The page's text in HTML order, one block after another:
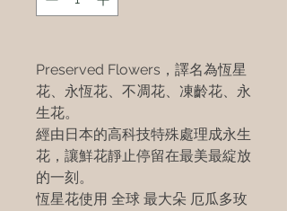
Preserved Flowers，譯名為恆星
花、永恆花、不凋花、凍齡花、永
生花。
經由日本的高科技特殊處理成永生
花，讓鮮花靜止停留在最美最綻放
的一刻。
恆星花使用 全球 最大朵 厄瓜多玫